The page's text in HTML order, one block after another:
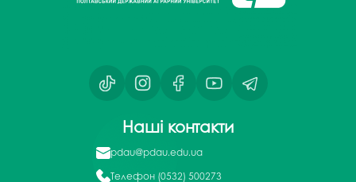
Наші контакти
pdau@pdau.edu.ua
Телефон (0532) 500273